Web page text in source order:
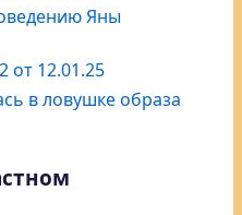
Яны
от 12.01.25
в ловушке образа